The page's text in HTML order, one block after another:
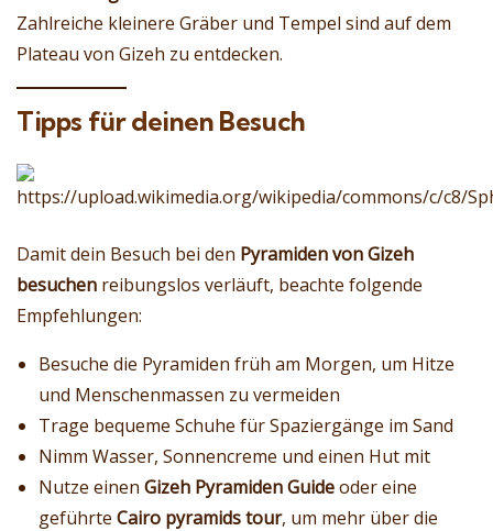
Zahlreiche kleinere Gräber und Tempel sind auf dem
Plateau von Gizeh zu entdecken.
Tipps für deinen Besuch
Damit dein Besuch bei den Pyramiden von Gizeh
besuchen reibungslos verläuft, beachte folgende
Empfehlungen:
Besuche die Pyramiden früh am Morgen, um Hitze
und Menschenmassen zu vermeiden
Trage bequeme Schuhe für Spaziergänge im Sand
Nimm Wasser, Sonnencreme und einen Hut mit
Nutze einen Gizeh Pyramiden Guideoder eine
geführte Cairo pyramids tour, um mehr über die